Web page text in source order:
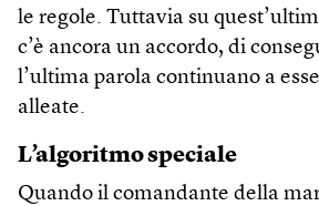
le regole. Tuttavia su
c’è ancora un accordo, di
l’ultima parola continuano a
alleate.
L’algoritmo speciale
Quando il comandante della